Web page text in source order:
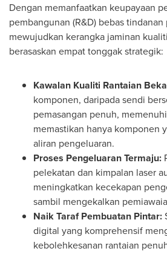
Dengan memanfaatkan keupayaan
pembangunan (R&D) bebas
mewujudkan kerangka jaminan
berasaskan empat tonggak strategik:
Kawalan Kualiti Rantaian
komponen, daripada sendi
pemasangan penuh,
memastikan hanya komponen
aliran pengeluaran.
Proses Pengeluaran Termaju:
pelekatan dan kimpalan laser
meningkatkan kecekapan
sambil mengekalkan
Naik Taraf Pembuatan Pintar:
digital yang komprehensif
kebolehkesanan rantaian